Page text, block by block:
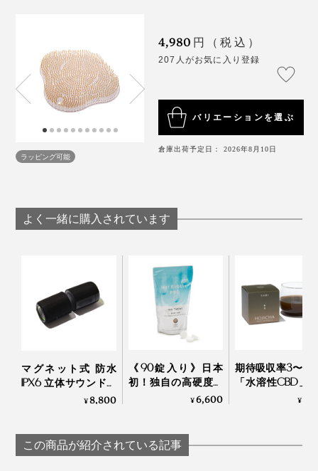
よさ！浴槽の硬さ・冷たさを感じず、真冬でもあったか
です。
裏の吸盤は、お湯に浸かりながらでも簡単につけ外しが
できるので、家族それぞれでちょうどいい場所を探せま
「ヘッド・ネック用」「ヒップ用」とありますが、浴槽
の形状やその日の気分で、使う場所は自由。背中に当て
ってみてください。
心の動きをデータ化する「KOKORO」スケールを使っ
たテストでは、本品の使用前後で、「体のくつろぎ感」
が1.3倍、「気分の贅沢度」は約2.5倍にアップ。
おしゃれな箱入り、くつろぎと贅沢感を贈るプレゼント
として、母の日や父の日にもぴったりです。
クッション性とマッサージ効果の両方を兼ね備えてい
最高の脱力を知ってしまった今、これなしにリラックス
きは本製品のご使用をお控えください。
睡眠作用のある薬を服用したり、飲酒後の使用は絶
対にしないでください。
体調が優れない時は使用しないでください。
本製品は治療用具ではありません。
用途以外には使用しないでください。
温まり方や体感などには個人差があります。体感や
体調にあわせて、入浴時間・湯舟の設定温度・湯量
ください。また、万一かぶれたり、刺激を感じた時
すり傷、切り傷など皮膚から出血やひび割れがある
場合は、ご使用にならないでください。
乳幼児やお子様の手の届かないところに保管してく
ださい。
浴槽の形状や材質によっては吸盤が付かない場合が
本製品に破損が見られた場合は使用しないでくださ
い。
カビが発生した場合は、ご使用にならないでくださ
火のそばには置かないでください。
本体の上に物を置いたり、裏返しにして置かないで
ラッピング可能
4,980 円（税込）
207人がお気に入り登録
バリエーションを選ぶ
倉庫出荷予定日： 2026年8月10日
よく一緒に購入されています
マグネット式 防水
IPX6 立体サウンドの
Bluetooth デュアル ス
¥8,800
《90錠入り》日本
初！独自の高硬度マ
イクロカプセル技術
剤｜薬用Hot Bubble
PRO
¥6,600
期待吸収率3〜5
「水溶性CBD」
ほうじ茶｜SABI
¥
この商品が紹介されている記事